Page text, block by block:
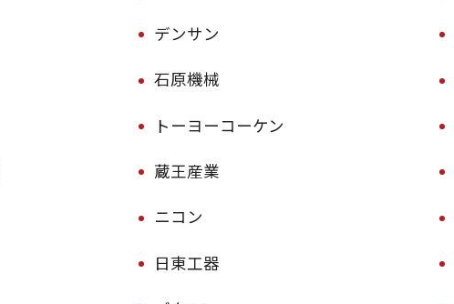
デンサン
石原機械
トーヨーコーケン
蔵王産業
ニコン
日東工器